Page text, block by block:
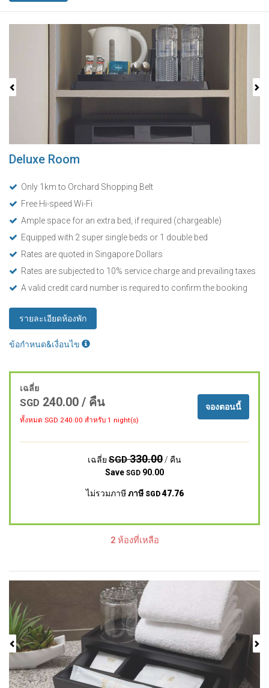
Deluxe Room
Only 1km to Orchard Shopping Belt
Free Hi-speed Wi-Fi
Ample space for an extra bed, if required (chargeable)
Equipped with 2 super single beds or 1 double bed
Rates are quoted in Singapore Dollars
Rates are subjected to 10% service charge and prevailing taxes
A valid credit card number is required to confirm the booking
รายละเอียดห้องพัก
ข้อกำหนด&เงื่อนไข
เฉลี่ย
SGD 240.00 / คืน
ทั้งหมด SGD 240.00 สำหรับ 1 night(s)
จองตอนนี้
เฉลี่ย SGD330.00 / คืน
Save SGD 90.00
ไม่รวมภาษีภาษี SGD 47.76
2 ห้องที่เหลือ
Next